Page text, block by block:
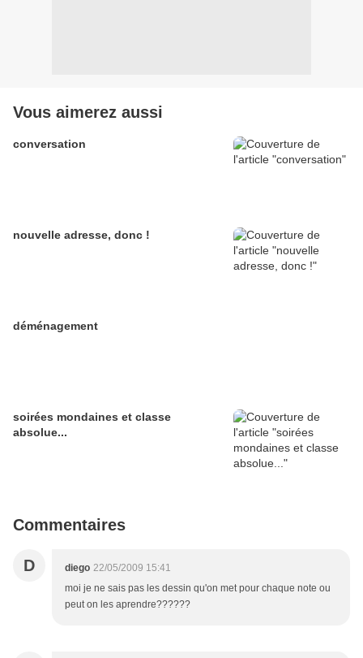
Vous aimerez aussi
conversation
nouvelle adresse, donc !
déménagement
soirées mondaines et classe
absolue...
Commentaires
D diego 22/05/2009 15:41
moi je ne sais pas les dessin qu'on met pour chaque note ou
peut on les aprendre??????